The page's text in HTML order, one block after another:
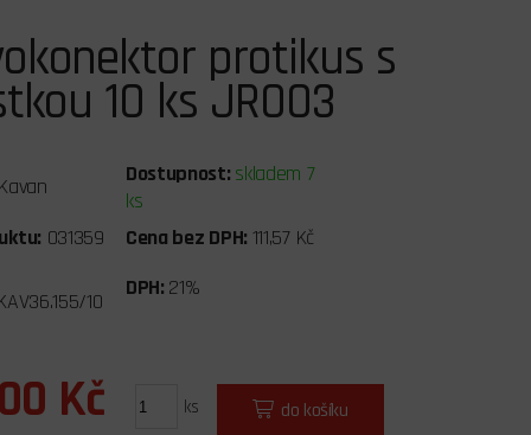
protikus s
10 ks JR003
Dostupnost: skladem 7
ks
031359 Cena bez DPH: 111,57 Kč
10
DPH: 21%
Kč ks do košíku